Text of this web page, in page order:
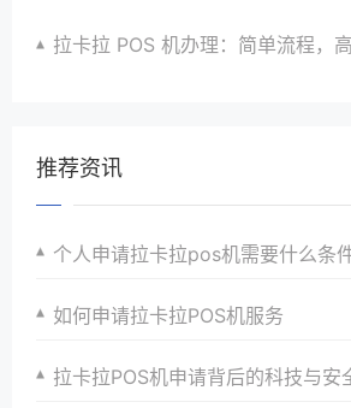
拉卡拉 POS 机办理：简单流程，
推荐资讯
个人申请拉卡拉pos机需要什么条件
如何申请拉卡拉POS机服务
拉卡拉POS机申请背后的科技与安